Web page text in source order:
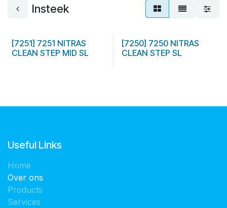
Insteek
[7251] 7251 NITRAS
CLEAN STEP MID SL
[7250] 7250 NITRAS
CLEAN STEP SL
Useful Links
Home
Over ons
Products
Services